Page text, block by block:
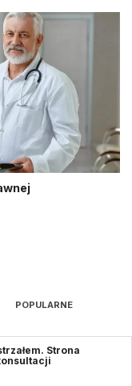
POPULARNE
Strona